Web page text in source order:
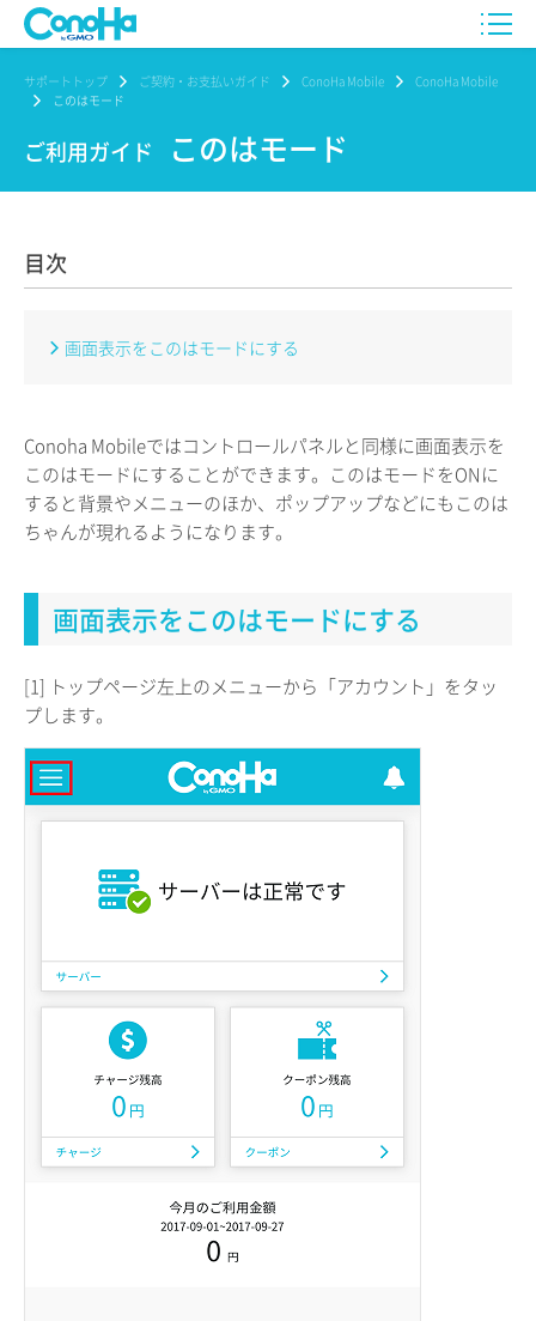
サポートトップ ご契約・お支払いガイド ConoHa Mobile
ConoHa Mobile
このはモード
ご利用ガイド このはモード
目次
画面表示をこのはモードにする
Conoha Mobileではコントロールパネルと同様に画面表示を
このはモードにすることができます。このはモードをONに
すると背景やメニューのほか、ポップアップなどにもこのは
ちゃんが現れるようになります。
画面表示をこのはモードにする
[1] トップページ左上のメニューから「アカウント」をタッ
プします。